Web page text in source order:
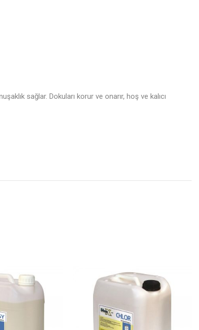
sağlar. Dokuları korur ve onarır, hoş ve kalıcı